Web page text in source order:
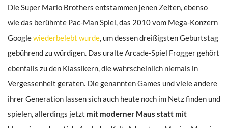
Die Super Mario Brothers entstammen jenen Zeiten, ebenso
wie das berühmte Pac-Man Spiel, das 2010 vom Mega-Konzern
Googlewiederbelebt wurde, um dessen dreißigsten Geburtstag
gebührend zu würdigen. Das uralte Arcade-Spiel Frogger gehört
ebenfalls zu den Klassikern, die wahrscheinlich niemals in
Vergessenheit geraten. Die genannten Games und viele andere
ihrer Generation lassen sich auch heute noch im Netz finden und
spielen, allerdings jetzt mit moderner Maus statt mit